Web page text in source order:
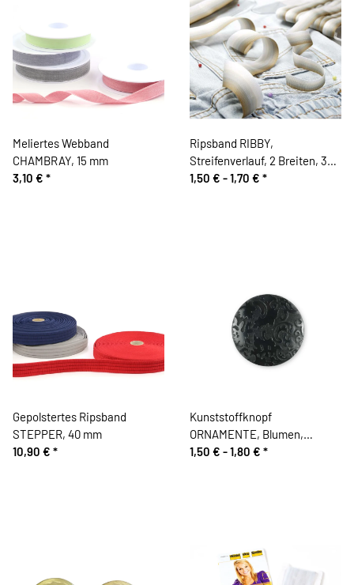
Meliertes Webband
CHAMBRAY, 15 mm
3,10 € *
Ripsband RIBBY,
Streifenverlauf, 2 Breiten, 3
Farben
1,50 € -1,70 € *
Gepolstertes Ripsband
STEPPER, 40 mm
10,90 € *
Kunststoffknopf
ORNAMENTE, Blumen,
schwarz, 18 & 23 mm, Dill
1,50 € -1,80 € *